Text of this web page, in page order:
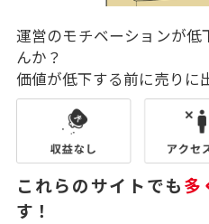
運営のモチベーションが
んか？
価値が低下する前に売りに
これらのサイトでも多
す！